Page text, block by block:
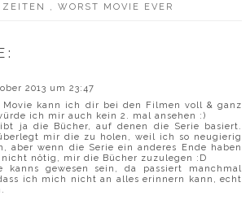
ZEITEN , WORST MOVIE EVER
:
2013 um 23:47
Movie kann ich dir bei den Filmen voll & ganz
ich mir auch kein 2. mal ansehen :)
ja die Bücher, auf denen die Serie basiert.
mir die zu holen, weil ich so neugierig
aber wenn die Serie ein anderes Ende haben
nötig, mir die Bücher zuzulegen :D
kanns gewesen sein, da passiert manchmal
ich mich nicht an alles erinnern kann, echt